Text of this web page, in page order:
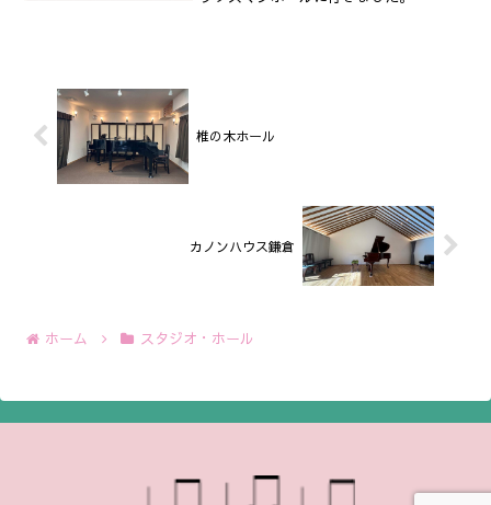
椎の木ホール
カノンハウス鎌倉
ホーム スタジオ・ホール